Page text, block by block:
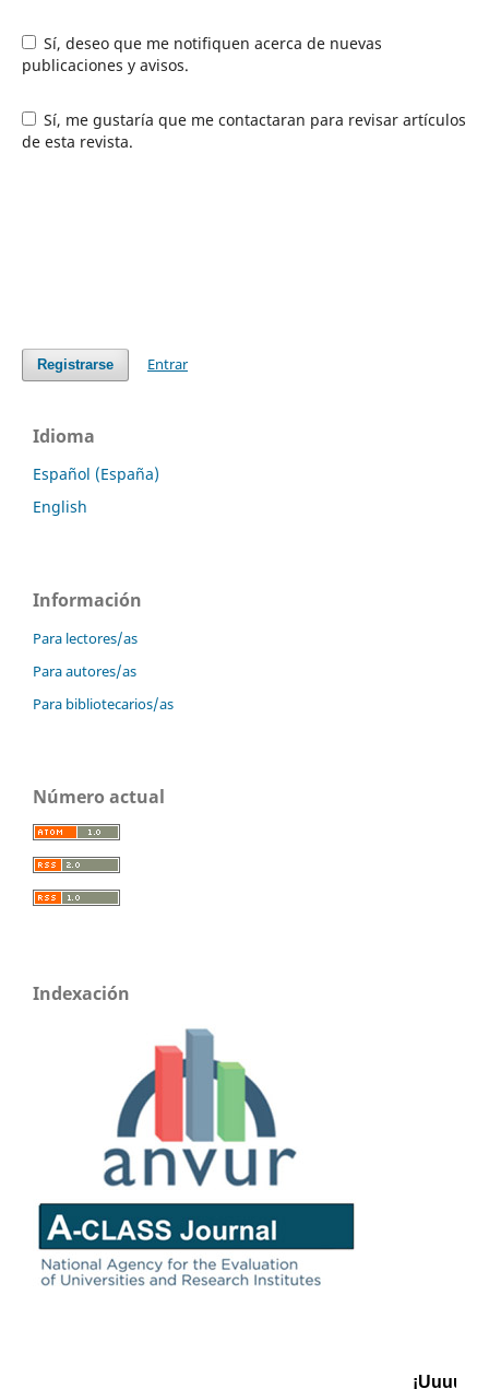
Sí, deseo que me notifiquen acerca de nuevas
publicaciones y avisos.
Sí, me gustaría que me contactaran para revisar artículos
de esta revista.
Registrarse Entrar
Idioma
Español (España)
English
Información
Para lectores/as
Para autores/as
Para bibliotecarios/as
Número actual
Indexación